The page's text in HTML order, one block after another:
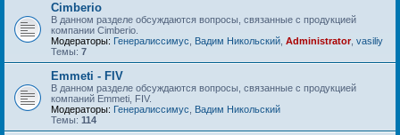
Cimberio
В данном разделе обсуждаются вопросы, связанные с продукцией
компании Cimberio.
Модераторы: Генералиссимус Вадим Никольский Administrator, vasiliy
Темы: 7
Emmeti - FIV
В данном разделе обсуждаются вопросы, связанные с продукцией
компаний Emmeti, FIV.
Модераторы: Генералиссимус
Вадим Никольский
Темы: 114